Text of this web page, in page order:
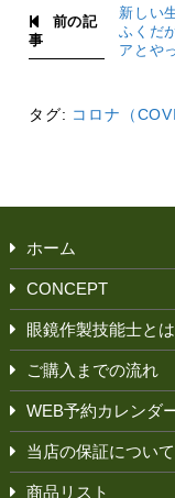
前の記
事
新しい
ふくだ
アとや
タグ: コロナ（
ホーム
CONCEPT
眼鏡作製技能士とは
ご購入までの流れ
WEB予約カレンダ
当店の保証について
商品リスト